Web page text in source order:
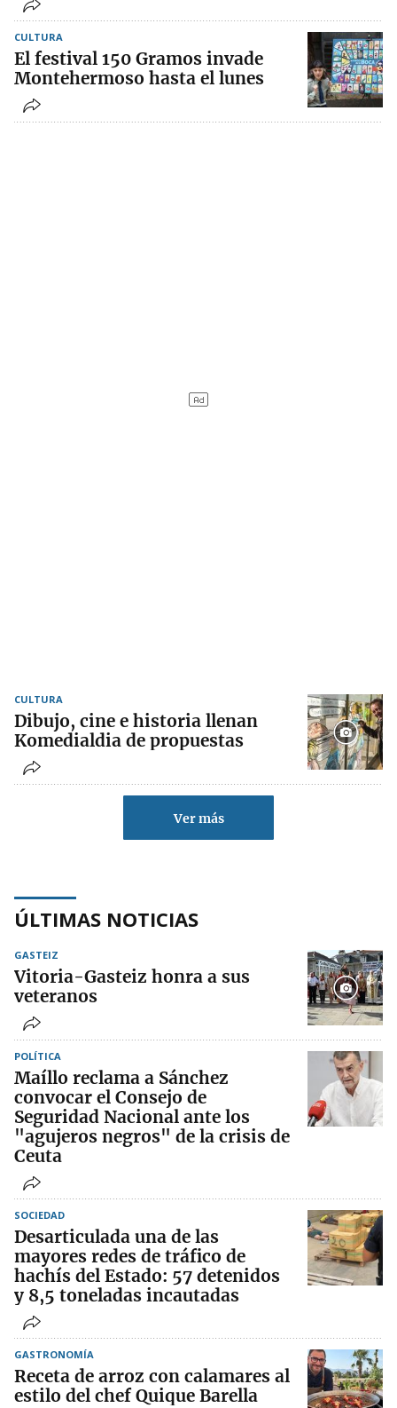
CULTURA
El festival 150 Gramos invade
Montehermoso hasta el lunes
CULTURA
Dibujo, cine e historia llenan
Komedialdia de propuestas
Ver más
ÚLTIMAS NOTICIAS
GASTEIZ
Vitoria-Gasteiz honra a sus
veteranos
POLÍTICA
Maíllo reclama a Sánchez
convocar el Consejo de
Seguridad Nacional ante los
"agujeros negros" de la crisis de
Ceuta
SOCIEDAD
Desarticulada una de las
mayores redes de tráfico de
hachís del Estado: 57 detenidos
y 8,5 toneladas incautadas
GASTRONOMÍA
Receta de arroz con calamares al
estilo del chef Quique Barella